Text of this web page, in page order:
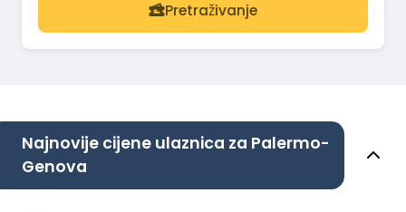
Pretraživanje
Najnovije cijene ulaznica za Palermo-
Genova